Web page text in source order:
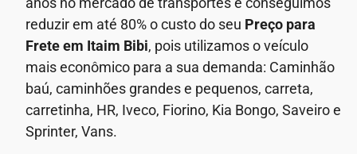
reduzir em até 80% o custo do seu Preço para
Frete em Itaim Bibi, pois utilizamos o veículo
mais econômico para a sua demanda: Caminhão
baú, caminhões grandes e pequenos, carreta,
carretinha, HR, Iveco, Fiorino, Kia Bongo, Saveiro e
Sprinter, Vans.